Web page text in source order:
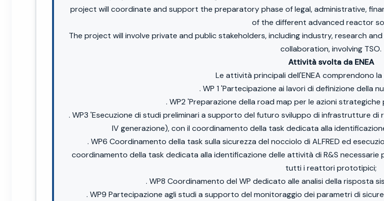
project will coordinate and support the preparatory phase of legal, administrative,
of the different advanced reactor
The project will involve private and public stakeholders, including industry, research
collaboration, involving TSO.
Attività svolta da ENEA
Le attività principali dell'ENEA comprendono
. WP 1 'Partecipazione ai lavori di definizione della
. WP2 'Preparazione della road map per le azioni strategiche
. WP3 'Esecuzione di studi preliminari a supporto del futuro sviluppo di infrastrutture
IV generazione), con il coordinamento della task dedicata alla
. WP6 Coordinamento della task sulla sicurezza del nocciolo di ALFRED ed
coordinamento della task dedicata alla identificazione delle attività di R&S
tutti i reattori prototipici;
. WP8 Coordinamento del WP dedicato alle analisi della risposta
. WP9 Partecipazione agli studi a supporto del monitoraggio dei parametri di